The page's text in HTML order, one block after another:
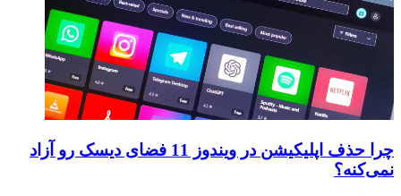
چرا حذف اپلیکیشن در ویندوز 11 فضای دیسک رو آزاد
نمی‌کنه؟